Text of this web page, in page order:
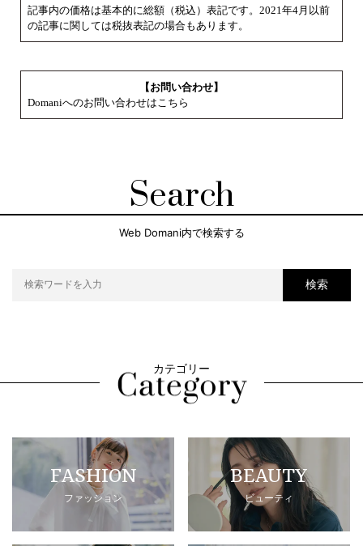
記事内の価格は基本的に総額（税込）表記です。2021年4月以前
の記事に関しては税抜表記の場合もあります。
【お問い合わせ】
Domaniへのお問い合わせはこちら
Search
Web Domani内で検索する
検索
カテゴリー
FASHION
ファッション
BEAUTY
ビューティ